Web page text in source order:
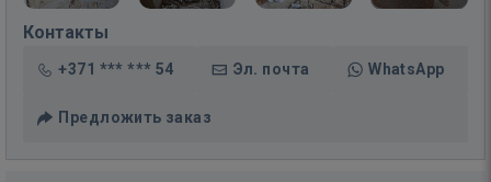
Контакты
+371 *** *** 54 Эл. почта WhatsApp
Предложить заказ